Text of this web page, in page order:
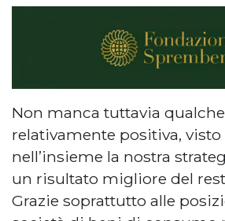
Non manca tuttavia
relativamente positiva, visto
nell’insieme la nostra
un risultato migliore del
Grazie soprattutto alle